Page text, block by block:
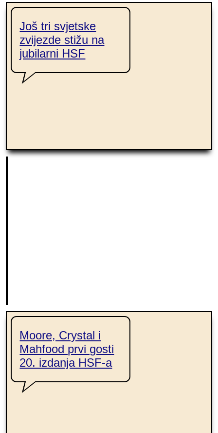
Još tri svjetske
zvijezde stižu na
jubilarni HSF
Moore, Crystal i
Mahfood prvi gosti
20. izdanja HSF-a